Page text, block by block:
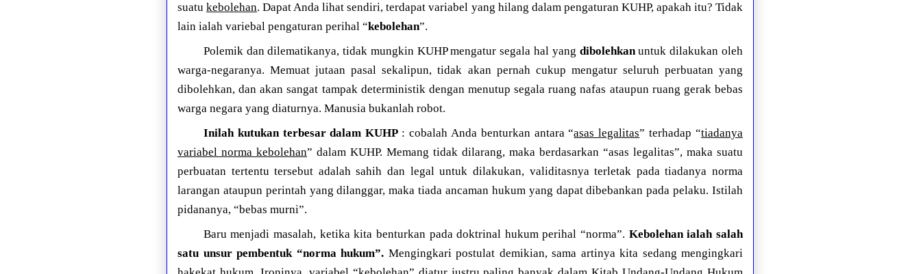
suatukebolehan. Dapat Anda lihat sendiri, terdapat variabel yang hilang dalam pengaturan KUHP, apakah itu? Tidak
lain ialah variebal pengaturan perihal “kebolehan”.
Polemik dan dilematikanya, tidak mungkin KUHP mengatur segala hal yang dibolehkanuntuk dilakukan oleh
warga-negaranya. Memuat jutaan pasal sekalipun, tidak akan pernah cukup mengatur seluruh perbuatan yang
dibolehkan, dan akan sangat tampak deterministik dengan menutup segala ruang nafas ataupun ruang gerak bebas
warga negara yang diaturnya. Manusia bukanlah robot.
Inilah kutukan terbesar dalam KUHP : cobalah Anda benturkan antara “asas legalitas” terhadap “tiadanya
variabel norma kebolehan” dalam KUHP. Memang tidak dilarang, maka berdasarkan “asas legalitas”, maka suatu
perbuatan tertentu tersebut adalah sahih dan legal untuk dilakukan, validitasnya terletak pada tiadanya norma
larangan ataupun perintah yang dilanggar, maka tiada ancaman hukum yang dapat dibebankan pada pelaku. Istilah
pidananya, “bebas murni”.
Baru menjadi masalah, ketika kita benturkan pada doktrinal hukum perihal “norma”. Kebolehan ialah salah
satu unsur pembentuk “norma hukum”. Mengingkari postulat demikian, sama artinya kita sedang mengingkari